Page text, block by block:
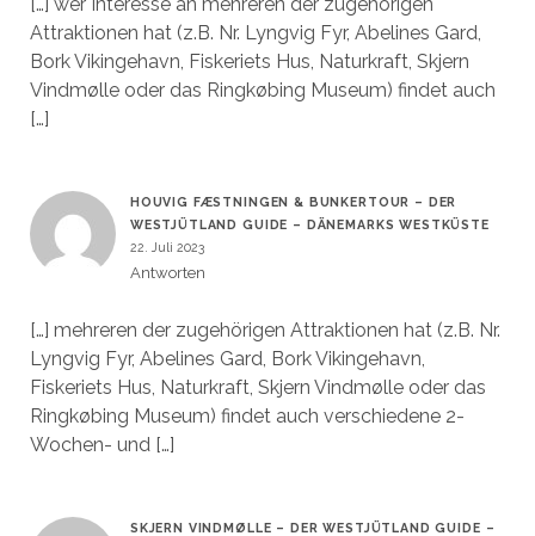
Attraktionen hat (z.B. Nr. Lyngvig Fyr, Abelines Gard,
Bork Vikingehavn, Fiskeriets Hus, Naturkraft, Skjern
Vindmølle oder das Ringkøbing Museum) findet auch
[…]
HOUVIG FÆSTNINGEN & BUNKERTOUR – DER
WESTJÜTLAND GUIDE – DÄNEMARKS WESTKÜSTE
22. Juli 2023
Antworten
[…] mehreren der zugehörigen Attraktionen hat (z.B. Nr.
Lyngvig Fyr, Abelines Gard, Bork Vikingehavn,
Fiskeriets Hus, Naturkraft, Skjern Vindmølle oder das
Ringkøbing Museum) findet auch verschiedene 2-
Wochen- und […]
SKJERN VINDMØLLE – DER WESTJÜTLAND GUIDE –